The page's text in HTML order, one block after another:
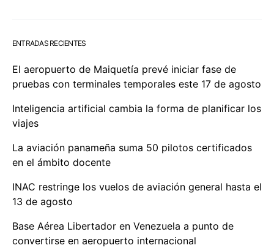
ENTRADAS RECIENTES
El aeropuerto de Maiquetía prevé iniciar fase de
pruebas con terminales temporales este 17 de agosto
Inteligencia artificial cambia la forma de planificar los
viajes
La aviación panameña suma 50 pilotos certificados
en el ámbito docente
INAC restringe los vuelos de aviación general hasta el
13 de agosto
Base Aérea Libertador en Venezuela a punto de
convertirse en aeropuerto internacional